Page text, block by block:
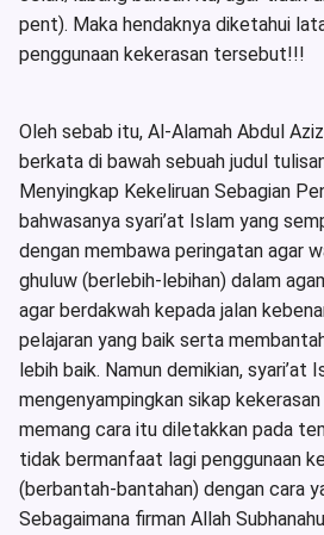
pent). Maka hendaknya diketahui
penggunaan kekerasan tersebut!!!
Oleh sebab itu, Al-Alamah Abdul
berkata di bawah sebuah judul
Menyingkap Kekeliruan Sebagian
bahwasanya syari’at Islam yang
dengan membawa peringatan agar
ghuluw (berlebih-lebihan) dalam
agar berdakwah kepada jalan
pelajaran yang baik serta
lebih baik. Namun demikian, syari’at
mengenyampingkan sikap
memang cara itu diletakkan pada
tidak bermanfaat lagi penggunaan
(berbantah-bantahan) dengan cara
Sebagaimana firman Allah Subhanahu